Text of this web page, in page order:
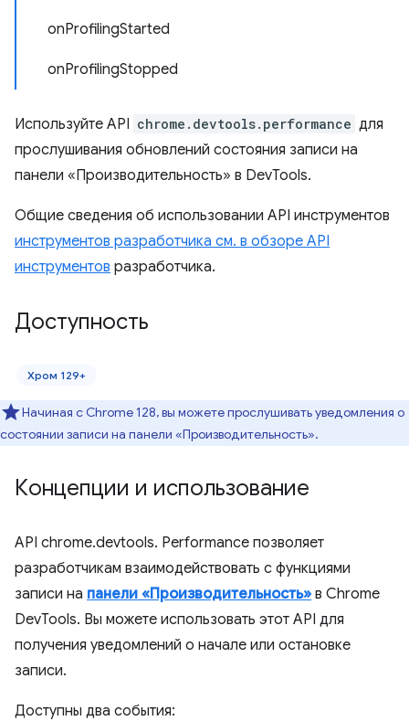
onProfilingStarted
onProfilingStopped
Используйте API chrome.devtools.performance для
прослушивания обновлений состояния записи на
панели «Производительность» в DevTools.
Общие сведения об использовании API инструментов
инструментов разработчика см. в обзоре API
инструментов разработчика.
Доступность
Хром 129+
Начиная с Chrome 128, вы можете прослушивать уведомления о
состоянии записи на панели «Производительность».
Концепции и использование
API chrome.devtools. Performance позволяет
разработчикам взаимодействовать с функциями
записи на панели «Производительность» в Chrome
DevTools. Вы можете использовать этот API для
получения уведомлений о начале или остановке
записи.
Доступны два события: